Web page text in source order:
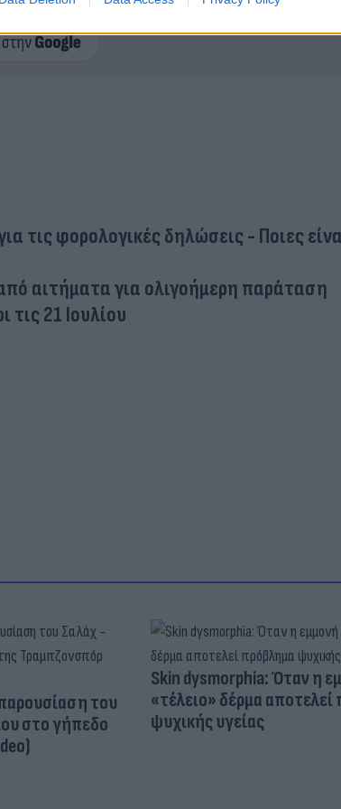
στην αναζήτηση της Google
τις φορολογικές δηλώσεις - Ποιες
αιτήματα για ολιγοήμερη παράταση
21 Ιουλίου
του
στο γήπεδο
Skin dysmorphia: Όταν η
«τέλειο» δέρμα
ψυχικής υγείας